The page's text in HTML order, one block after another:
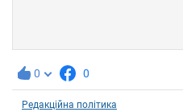
0 0
Редакційна політика